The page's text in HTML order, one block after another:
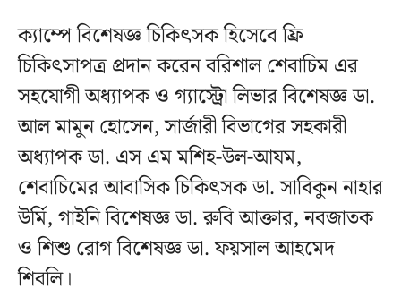
ক্যাম্পে বিশেষজ্ঞ চিকিৎসক হিসেবে ফ্রি
চিকিৎসাপত্র প্রদান করেন বরিশাল শেবাচিম এর
সহযোগী অধ্যাপক ও গ্যাস্ট্রো লিভার বিশেষজ্ঞ ডা.
আল মামুন হোসেন, সার্জারী বিভাগের সহকারী
অধ্যাপক ডা. এস এম মশিহ-উল-আযম,
শেবাচিমের আবাসিক চিকিৎসক ডা. সাবিকুন নাহার
উর্মি, গাইনি বিশেষজ্ঞ ডা. রুবি আক্তার, নবজাতক
ও শিশু রোগ বিশেষজ্ঞ ডা. ফয়সাল আহমেদ
শিবলি।